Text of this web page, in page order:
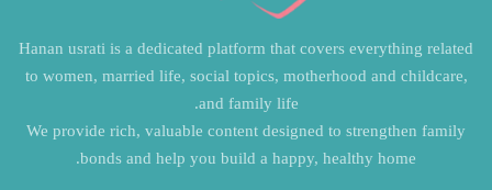
Hanan usrati is a dedicated platform that covers everything related
to women, married life, social topics, motherhood and childcare,
and family life.
We provide rich, valuable content designed to strengthen family
bonds and help you build a happy, healthy home.